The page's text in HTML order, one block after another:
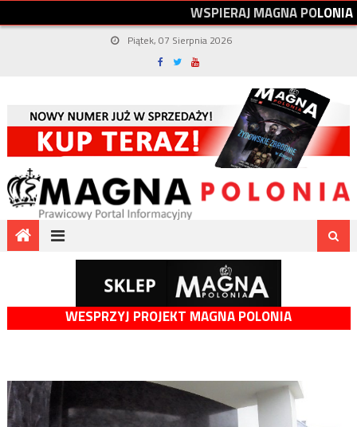
WSPIERAJMAGNAPOLONIA
Piątek, 07 Sierpnia 2026
WESPRZYJ PROJEKT MAGNA POLONIA